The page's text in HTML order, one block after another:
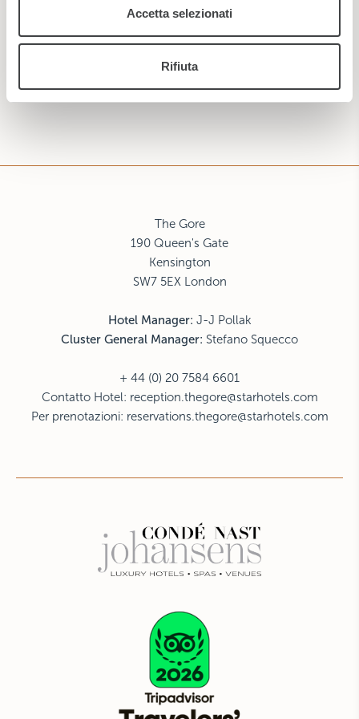
Accetta selezionati
Rifiuta
The Gore
190 Queen's Gate
Kensington
SW7 5EX London
Hotel Manager: J-J Pollak
Cluster General Manager: Stefano Squecco
+ 44 (0) 20 7584 6601
Contatto Hotel: reception.thegore@starhotels.com
Per prenotazioni: reservations.thegore@starhotels.com